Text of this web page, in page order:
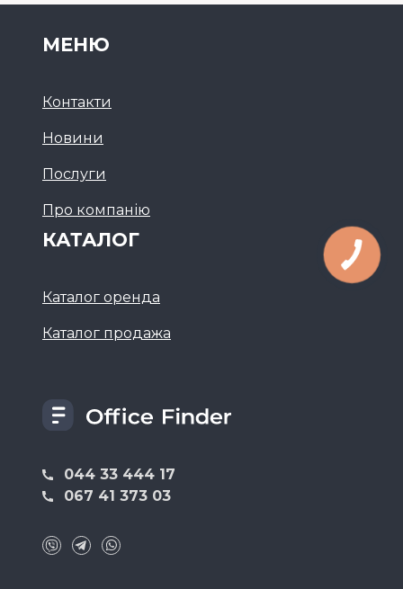
044 33 444 17
067 41 373 03
МЕНЮ
Контакти
Новини
Послуги
Про компанію
КАТАЛОГ
Каталог оренда
Каталог продажа